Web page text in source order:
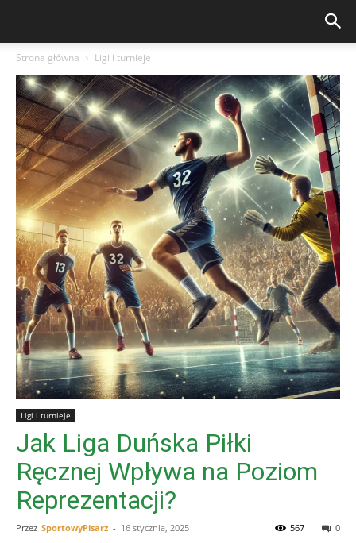
Strona główna Ligi i turnieje
Ligi i turnieje
Jak Liga Duńska Piłki
Ręcznej Wpływa na Poziom
Reprezentacji?
Przez SportowyPisarz - 16 stycznia, 2025 0
567